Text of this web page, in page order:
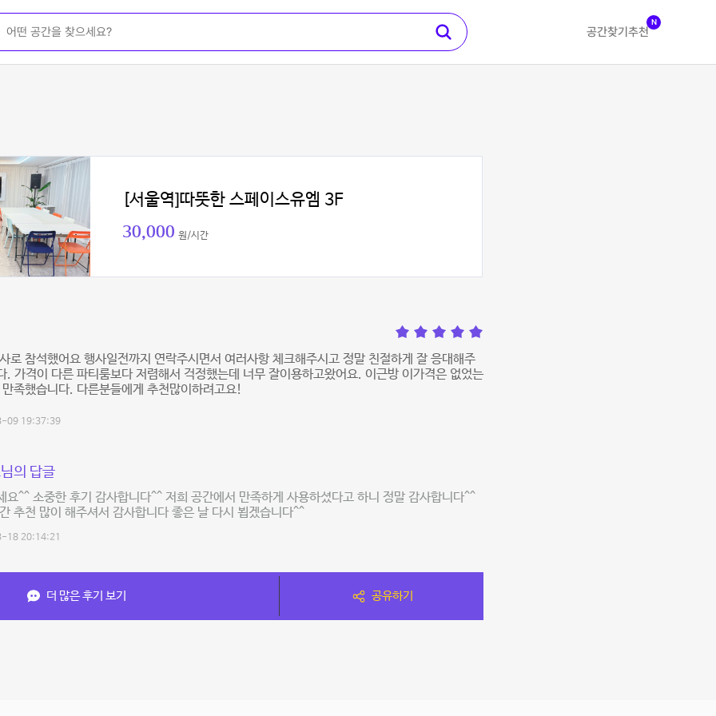
공간찾기 추천
N
[서울역]따뜻한 스페이스유엠 3F
30,000 원/시간
로 참석했어요 행사일전까지 연락주시면서 여러사항 체크해주시고 정말 친절하게 잘 응대해주
. 가격이 다른 파티룸보다 저렴해서 걱정했는데 너무 잘이용하고왔어요. 이근방 이가격은 없었는
족했습니다. 다른분들에게 추천많이하려고요!
09 19:37:39
의 답글
요^^ 소중한 후기 감사합니다^^ 저희 공간에서 만족하게 사용하셨다고 하니 정말 감사합니다^^
추천 많이 해주셔서 감사합니다 좋은 날 다시 뵙겠습니다^^
18 20:14:21
더 많은 후기 보기 공유하기